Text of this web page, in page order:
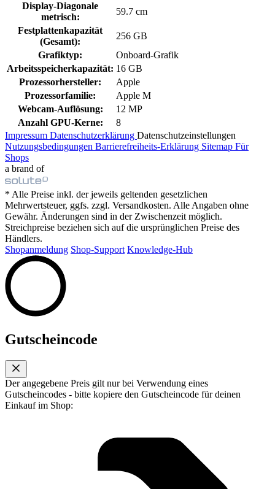
Display-Diagonale
metrisch:
59.7 cm
Festplattenkapazität
(Gesamt):
256 GB
Grafiktyp:
Onboard-Grafik
Arbeitsspeicherkapazität: 16 GB
Prozessorhersteller:
Apple
Prozessorfamilie:
Apple M
Webcam-Auflösung:
12 MP
Anzahl GPU-Kerne:
8
Impressum Datenschutzerklärung Datenschutzeinstellungen
Nutzungsbedingungen Barrierefreiheits-Erklärung Sitemap Für
Shops
a brand of
* Alle Preise inkl. der jeweils geltenden gesetzlichen
Mehrwertsteuer, ggfs. zzgl. Versandkosten. Alle Angaben ohne
Gewähr. Änderungen sind in der Zwischenzeit möglich.
Streichpreise beziehen sich auf die ursprünglichen Preise des
Händlers.
Shopanmeldung Shop-Support Knowledge-Hub
Gutscheincode
Der angegebene Preis gilt nur bei Verwendung eines
Gutscheincodes - bitte kopiere den Gutscheincode für deinen
Einkauf im Shop: